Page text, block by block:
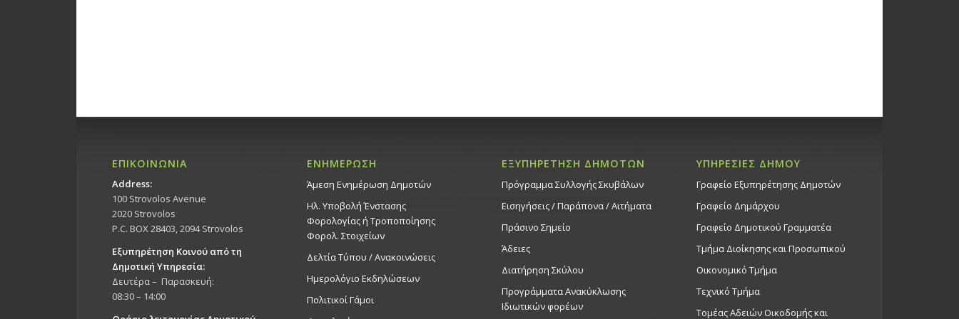
ΕΠΙΚΟΙΝΩΝΙΑ
Address:
100 Strovolos Avenue
2020 Strovolos
P.C. BOX 28403, 2094 Strovolos
Εξυπηρέτηση Κοινού από τη
Δημοτική Υπηρεσία:
Δευτέρα – Παρασκευή:
08:30 – 14:00
ΕΝΗΜΕΡΩΣΗ
Άμεση Ενημέρωση Δημοτών
Ηλ. Υποβολή Ένστασης
Φορολογίας ή Τροποποίησης
Φορολ. Στοιχείων
Δελτία Τύπου / Ανακοινώσεις
Ημερολόγιο Εκδηλώσεων
Πολιτικοί Γάμοι
ΕΞΥΠΗΡΕΤΗΣΗ ΔΗΜΟΤΩΝ
Πρόγραμμα Συλλογής Σκυβάλων
Εισηγήσεις / Παράπονα / Αιτήματα
Πράσινο Σημείο
Άδειες
Διατήρηση Σκύλου
Προγράμματα Ανακύκλωσης
Ιδιωτικών φορέων
ΥΠΗΡΕΣΙΕΣ ΔΗΜΟΥ
Γραφείο Εξυπηρέτησης Δημοτών
Γραφείο Δημάρχου
Γραφείο Δημοτικού Γραμματέα
Τμήμα Διοίκησης και Προσωπικού
Οικονομικό Τμήμα
Τεχνικό Τμήμα
Τομέας Αδειών Οικοδομής και